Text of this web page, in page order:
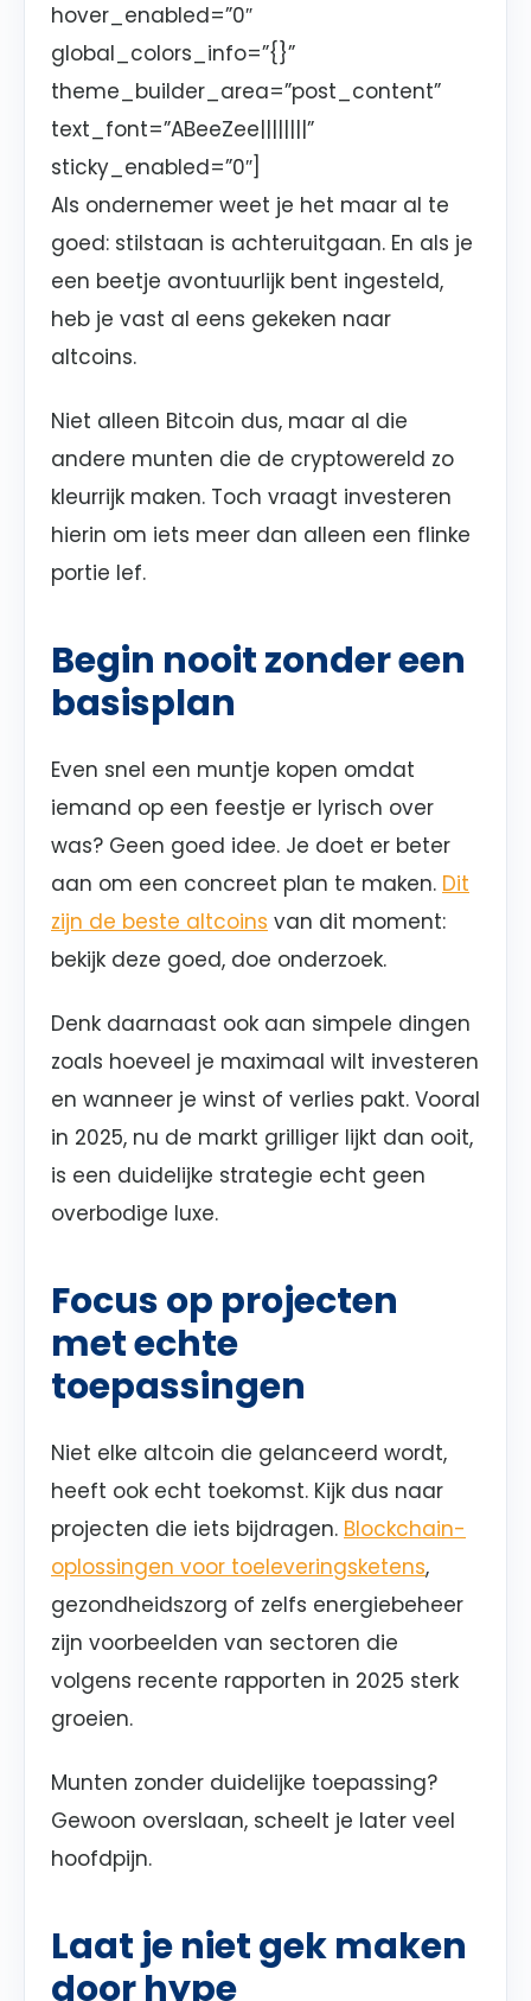
hover_enabled=”0″
global_colors_info=”{}”
theme_builder_area=”post_content”
text_font=”ABeeZee||||||||”
sticky_enabled=”0″]
Als ondernemer weet je het maar al te
goed: stilstaan is achteruitgaan. En als je
een beetje avontuurlijk bent ingesteld,
heb je vast al eens gekeken naar
altcoins.
Niet alleen Bitcoin dus, maar al die
andere munten die de cryptowereld zo
kleurrijk maken. Toch vraagt investeren
hierin om iets meer dan alleen een flinke
portie lef.
Begin nooit zonder een
basisplan
Even snel een muntje kopen omdat
iemand op een feestje er lyrisch over
was? Geen goed idee. Je doet er beter
aan om een concreet plan te maken. Dit
zijn de beste altcoins van dit moment:
bekijk deze goed, doe onderzoek.
Denk daarnaast ook aan simpele dingen
zoals hoeveel je maximaal wilt investeren
en wanneer je winst of verlies pakt. Vooral
in 2025, nu de markt grilliger lijkt dan ooit,
is een duidelijke strategie echt geen
overbodige luxe.
Focus op projecten
met echte
toepassingen
Niet elke altcoin die gelanceerd wordt,
heeft ook echt toekomst. Kijk dus naar
projecten die iets bijdragen. Blockchain-
oplossingen voor toeleveringsketens,
gezondheidszorg of zelfs energiebeheer
zijn voorbeelden van sectoren die
volgens recente rapporten in 2025 sterk
groeien.
Munten zonder duidelijke toepassing?
Gewoon overslaan, scheelt je later veel
hoofdpijn.
Laat je niet gek maken
door hype